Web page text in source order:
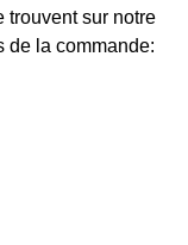
trouvent sur notre
de la commande: